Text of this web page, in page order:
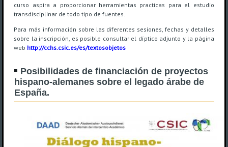
curso aspira a proporcionar herramientas practicas para el estudio
transdisciplinar de todo tipo de fuentes.
Para más información sobre las diferentes sesiones, fechas y detalles
sobre la inscripción, es posible consultar el díptico adjunto y la página
web http://cchs.csic.es/es/textosobjetos
Posibilidades de financiación de proyectos
hispano-alemanes sobre el legado árabe de
España.